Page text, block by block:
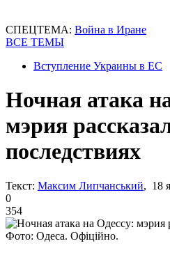
СПЕЦТЕМА: Война в Иране
ВСЕ ТЕМЫ
Вступление Украины в ЕС
Ночная атака
мэрия
последствиях
Текст: Максим Липчанський, 18
0
354
Фото: Одеса. Офіційно.